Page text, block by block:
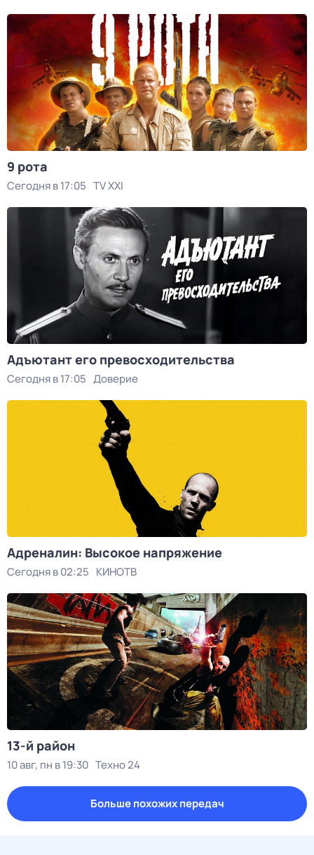
9 рота
Сегодня в 17:05 TV XXI
Адъютант его превосходительства
Сегодня в 17:05 Доверие
Адреналин: Высокое напряжение
Сегодня в 02:25 КИНОТВ
13-й район
10 авг, пн в 19:30 Техно 24
Больше похожих передач